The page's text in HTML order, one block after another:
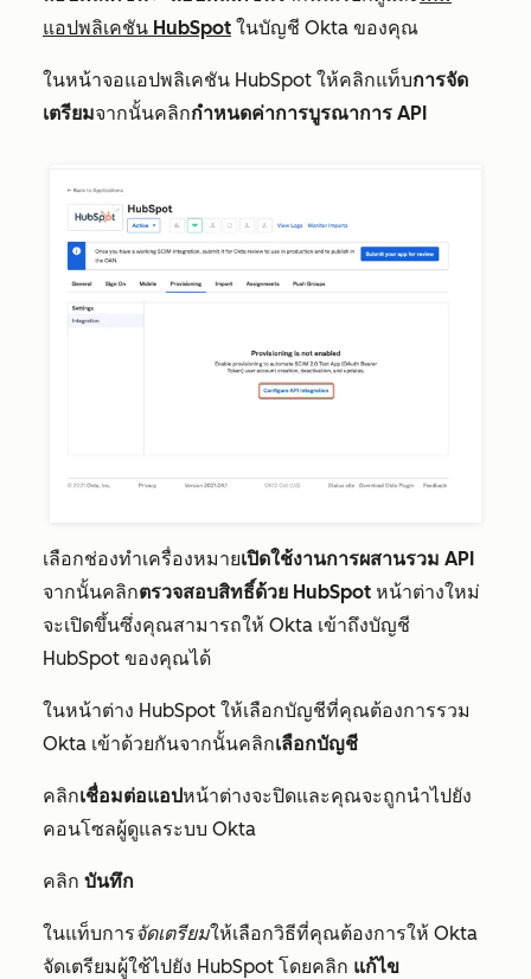
แอปพลิเคชัน HubSpot ในบัญชี Okta ของคุณ
ในหน้าจอแอปพลิเคชัน HubSpot ให้คลิกแท็บการจัด
เตรียมจากนั้นคลิกกำหนดค่าการบูรณาการ API
เลือกช่องทำเครื่องหมายเปิดใช้งานการผสานรวม API
จากนั้นคลิกตรวจสอบสิทธิ์ด้วย HubSpot หน้าต่างใหม่
จะเปิดขึ้นซึ่งคุณสามารถให้ Okta เข้าถึงบัญชี
HubSpot ของคุณได้
ในหน้าต่าง HubSpot ให้เลือกบัญชีที่คุณต้องการรวม
Okta เข้าด้วยกันจากนั้นคลิกเลือกบัญชี
คลิกเชื่อมต่อแอปหน้าต่างจะปิดและคุณจะถูกนำไปยัง
คอนโซลผู้ดูแลระบบ Okta
คลิก บันทึก
ในแท็บการจัดเตรียมให้เลือกวิธีที่คุณต้องการให้ Okta
จัดเตรียมผู้ใช้ไปยัง HubSpot โดยคลิก แก้ไข